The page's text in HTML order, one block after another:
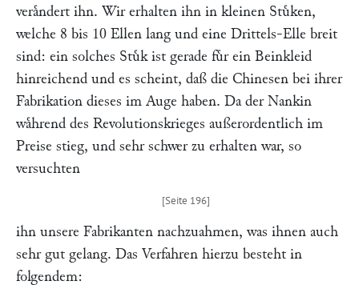
veraͤndert ihn. Wir erhalten ihn in kleinen Stuͤken,
welche 8 bis 10 Ellen lang und eine Drittels-Elle breit
sind: ein solches Stuͤk ist gerade fuͤr ein Beinkleid
hinreichend und es scheint, daß die Chinesen bei ihrer
Fabrikation dieses im Auge haben. Da der Nankin
waͤhrend des Revolutionskrieges außerordentlich im
Preise stieg, und sehr schwer zu erhalten war, so
versuchten
ihn unsere Fabrikanten nachzuahmen, was ihnen auch
sehr gut gelang. Das Verfahren hierzu besteht in
folgendem: